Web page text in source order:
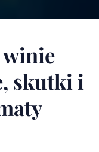
winie
skutki i